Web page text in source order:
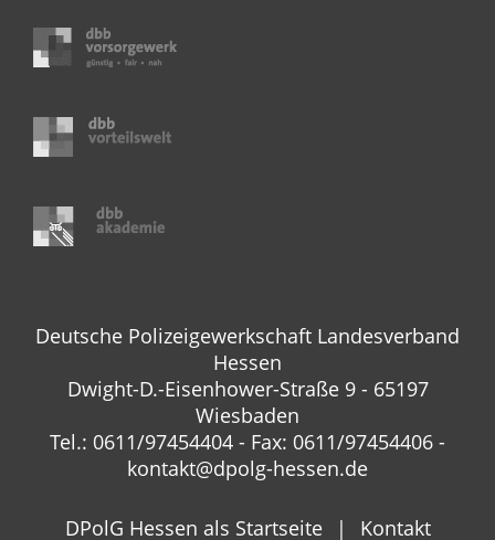
Deutsche Polizeigewerkschaft Landesverband
Hessen
Dwight-D.-Eisenhower-Straße 9 - 65197
Wiesbaden
Tel.: 0611/97454404 - Fax: 0611/97454406 -
kontakt@dpolg-hessen.de
DPolG Hessen als Startseite Kontakt